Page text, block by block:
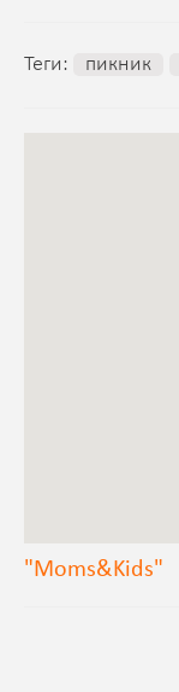
Теги: пикник
"Moms&Kids"